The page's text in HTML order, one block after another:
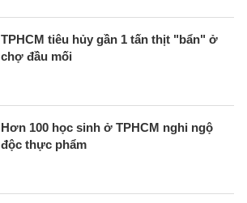
TPHCM tiêu hủy gần 1 tấn thịt "bẩn" ở
chợ đầu mối
Hơn 100 học sinh ở TPHCM nghi ngộ
độc thực phẩm